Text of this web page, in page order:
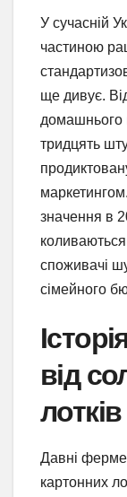
У сучасній
частиною
ще дивує.
домашнього
тридцять
значення в
споживачі
сімейного
від
лотків
Давні
картонних